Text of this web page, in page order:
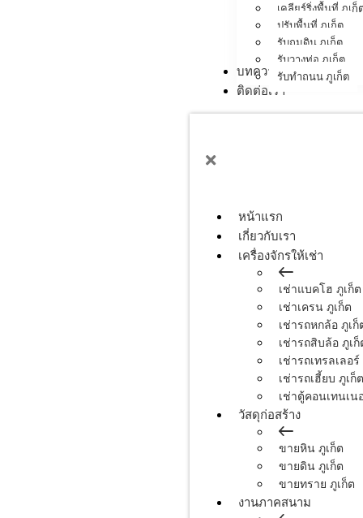
เคลียร์ริ่งพื้นที่ ภูเก็
ปรับพื้นที่ ภูเก็ต
รับถมดิน ภูเก็ต
รับวางท่อ ภูเก็ต
รับทำถนน ภูเก็ต
บทความ
ติดต่อเรา
หน้าแรก
เกี่ยวกับเรา
เครื่องจักรให้เช่า
เช่าแบคโฮ ภูเก็ต
เช่าเครน ภูเก็ต
เช่ารถหกล้อ ภูเก็
เช่ารถสิบล้อ ภูเ
เช่ารถเทรลเลอ
เช่ารถเฮี้ยบ ภูเก็ต
เช่าตู้คอนเทนเน
วัสดุก่อสร้าง
ขายหิน ภูเก็ต
ขายดิน ภูเก็ต
ขายทราย ภูเก็ต
งานภาคสนาม